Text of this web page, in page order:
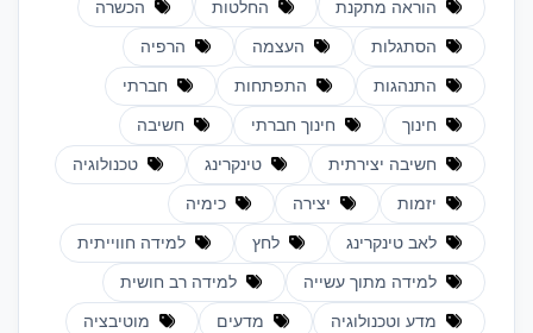
הוראה מתקנת החלטות הכשרה
הסתגלות העצמה הרפיה
התנהגות התפתחות חברתי
חינוך חינוך חברתי חשיבה
חשיבה יצירתית טינקרינג טכנולוגיה
יזמות יצירה כימיה
לאב טינקרינג לחץ למידה חווייתית
למידה מתוך עשייה למידה רב חושית
מדע וטכנולוגיה מדעים מוטיבציה